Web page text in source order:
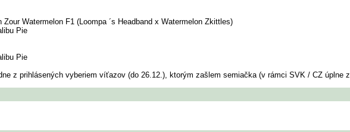
Watermelon F1 (Loompa ´s Headband x Watermelon Zkittles)
Pie
Pie
z prihlásených vyberiem víťazov (do 26.12.), ktorým zašlem semiačka (v rámci SVK / CZ úplne